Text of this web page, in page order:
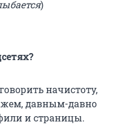
)
начистоту,
давным-давно
и страницы.